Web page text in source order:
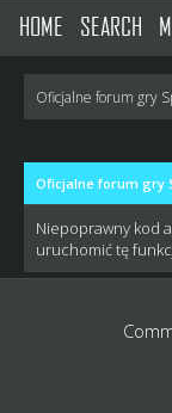
HOME SEARCH
Oficjalne forum gry
Oficjalne forum gry
Niepoprawny kod
uruchomić tę